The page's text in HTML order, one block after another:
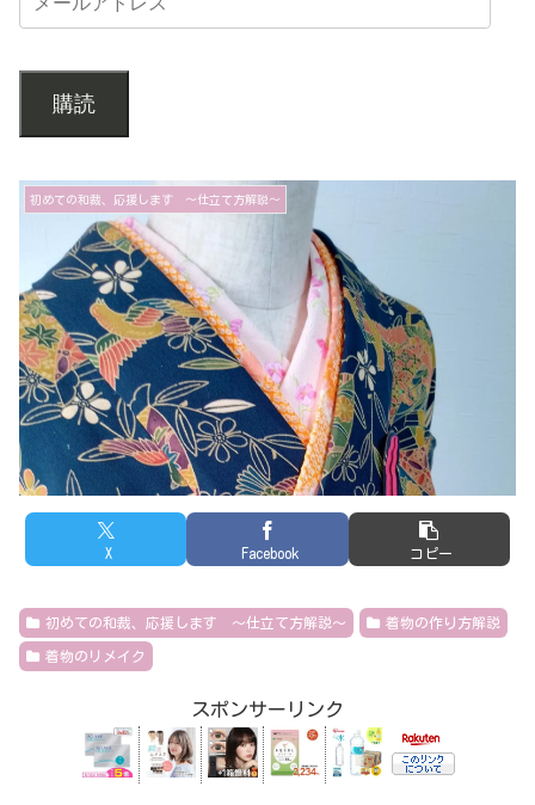
購読
初めての和裁、応援します ～仕立て方解説～
X Facebook コピー
初めての和裁、応援します ～仕立て方解説～ 着物の作り方解説
着物のリメイク
スポンサーリンク